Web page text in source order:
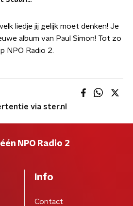
liedje jij gelijk moet denken! Je
album van Paul Simon! Tot zo
NPO Radio 2.
via ster.nl
NPO Radio 2
Info
Contact